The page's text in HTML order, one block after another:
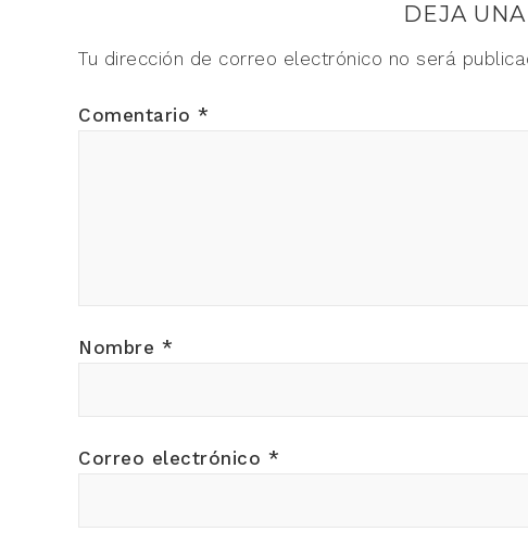
DEJA
Tu dirección de correo electrónico no será
Comentario *
Nombre *
Correo electrónico *